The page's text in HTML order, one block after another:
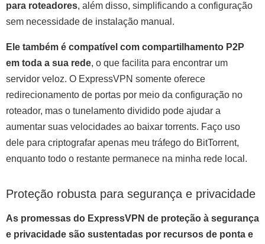
para roteadores, além disso, simplificando a configuração
sem necessidade de instalação manual.
Ele também é compatível com compartilhamento P2P
em toda a sua rede, o que facilita para encontrar um
servidor veloz. O ExpressVPN somente oferece
redirecionamento de portas por meio da configuração no
roteador, mas o tunelamento dividido pode ajudar a
aumentar suas velocidades ao baixar torrents. Faço uso
dele para criptografar apenas meu tráfego do BitTorrent,
enquanto todo o restante permanece na minha rede local.
Proteção robusta para segurança e privacidade
As promessas do ExpressVPN de proteção à segurança
e privacidade são sustentadas por recursos de ponta e